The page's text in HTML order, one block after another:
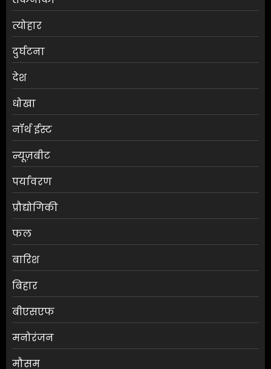
त्योहार
दुर्घटना
देश
धोखा
नॉर्थ ईस्ट
न्यूज़बीट
पर्यावरण
प्रौद्योगिकी
फल
बारिश
बिहार
बीएसएफ
मनोरंजन
मौसम